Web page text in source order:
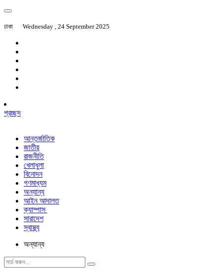
ঢাকা Wednesday , 24 September 2025
প্রচ্ছদ
আন্তর্জাতিক
জাতীয়
রাজনীতি
খেলাধুলা
বিনোদন
গণমাধ্যম
অন্যান্য
আইন আদালত
ক্যাম্পাস
সারাদেশ
স্বাস্থ্য
অন্যান্য